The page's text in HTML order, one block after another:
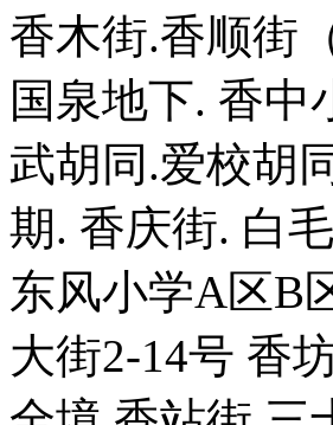
香木街.香顺街
国泉地下. 香中
武胡同.爱校胡
期. 香庆街. 白
东风小学A区B
大街2-14号 香